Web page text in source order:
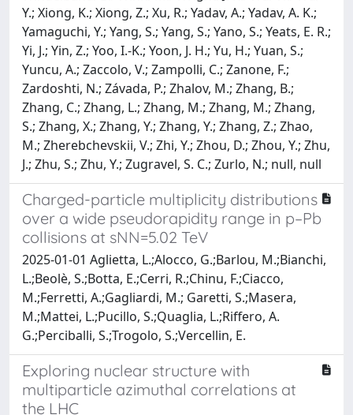
Charged-particle multiplicity distributions
over a wide pseudorapidity range in p–Pb
collisions at sNN=5.02 TeV
2025-01-01 Aglietta, L.;Alocco, G.;Barlou, M.;Bianchi,
L.;Beolè, S.;Botta, E.;Cerri, R.;Chinu, F.;Ciacco,
M.;Ferretti, A.;Gagliardi, M.; Garetti, S.;Masera,
M.;Mattei, L.;Pucillo, S.;Quaglia, L.;Riffero, A.
G.;Perciballi, S.;Trogolo, S.;Vercellin, E.
Exploring nuclear structure with
multiparticle azimuthal correlations at
the LHC